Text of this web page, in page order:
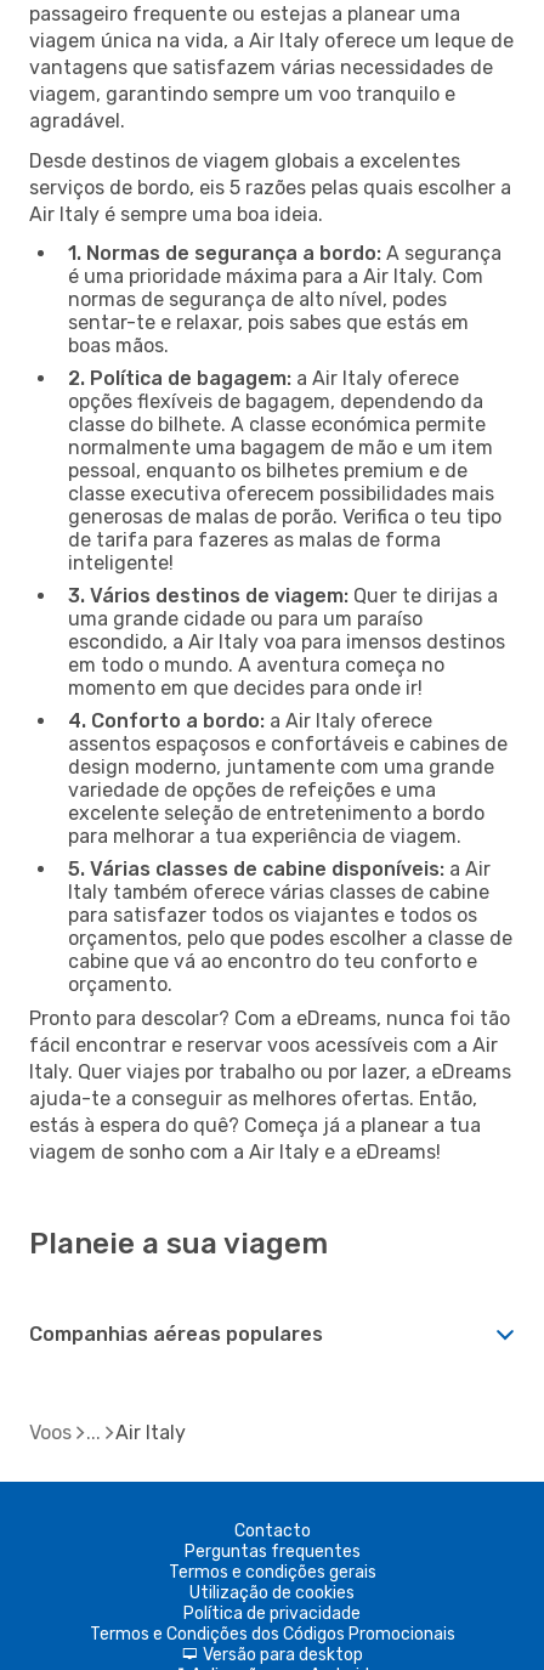
passageiro frequente ou estejas a planear uma
viagem única na vida, a Air Italy oferece um leque de
vantagens que satisfazem várias necessidades de
viagem, garantindo sempre um voo tranquilo e
agradável.
Desde destinos de viagem globais a excelentes
serviços de bordo, eis 5 razões pelas quais escolher a
Air Italy é sempre uma boa ideia.
1. Normas de segurança a bordo: A segurança
é uma prioridade máxima para a Air Italy. Com
normas de segurança de alto nível, podes
sentar-te e relaxar, pois sabes que estás em
boas mãos.
2. Política de bagagem: a Air Italy oferece
opções flexíveis de bagagem, dependendo da
classe do bilhete. A classe económica permite
normalmente uma bagagem de mão e um item
pessoal, enquanto os bilhetes premium e de
classe executiva oferecem possibilidades mais
generosas de malas de porão. Verifica o teu tipo
de tarifa para fazeres as malas de forma
inteligente!
3. Vários destinos de viagem: Quer te dirijas a
uma grande cidade ou para um paraíso
escondido, a Air Italy voa para imensos destinos
em todo o mundo. A aventura começa no
momento em que decides para onde ir!
4. Conforto a bordo: a Air Italy oferece
assentos espaçosos e confortáveis e cabines de
design moderno, juntamente com uma grande
variedade de opções de refeições e uma
excelente seleção de entretenimento a bordo
para melhorar a tua experiência de viagem.
5. Várias classes de cabine disponíveis: a Air
Italy também oferece várias classes de cabine
para satisfazer todos os viajantes e todos os
orçamentos, pelo que podes escolher a classe de
cabine que vá ao encontro do teu conforto e
orçamento.
Pronto para descolar? Com a eDreams, nunca foi tão
fácil encontrar e reservar voos acessíveis com a Air
Italy. Quer viajes por trabalho ou por lazer, a eDreams
ajuda-te a conseguir as melhores ofertas. Então,
estás à espera do quê? Começa já a planear a tua
viagem de sonho com a Air Italy e a eDreams!
Planeie a sua viagem
Companhias aéreas populares
Voos Air Italy
Contacto
Perguntas frequentes
Termos e condições gerais
Utilização de cookies
Política de privacidade
Termos e Condições dos Códigos Promocionais
d Versão para desktop